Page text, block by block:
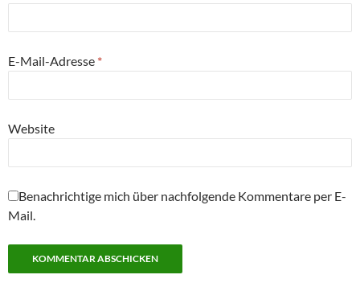
E-Mail-Adresse *
Website
Benachrichtige mich über nachfolgende Kommentare per E-
Mail.